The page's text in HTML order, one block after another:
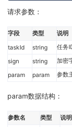
请求参数：
字段 类型 说明
taskId
string
任务
sign
string
加密
param
param 参数
param数据结构：
参数名 类型
说明